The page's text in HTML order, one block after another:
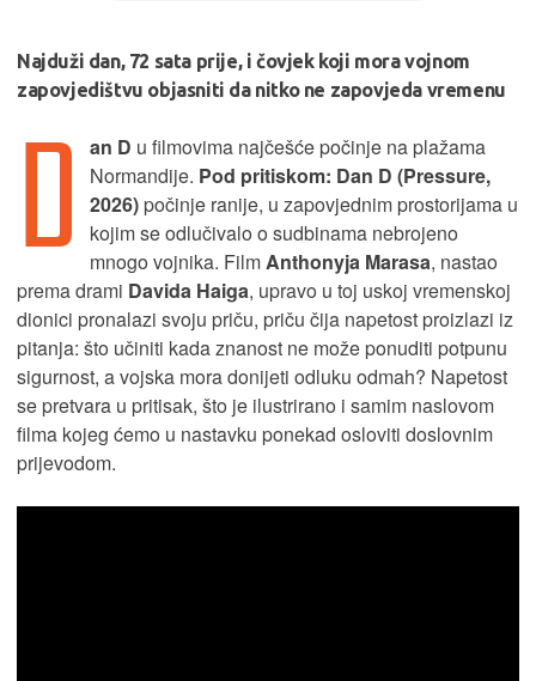
Najduži dan, 72 sata prije, i čovjek koji mora vojnom
zapovjedištvu objasniti da nitko ne zapovjeda vremenu
D an D u filmovima najčešće počinje na plažama
Normandije. Pod pritiskom: Dan D (Pressure,
2026) počinje ranije, u zapovjednim prostorijama u
kojim se odlučivalo o sudbinama nebrojeno
mnogo vojnika. FilmAnthonyja Marasa, nastao
prema drami Davida Haiga, upravo u toj uskoj vremenskoj
dionici pronalazi svoju priču, priču čija napetost proizlazi iz
pitanja: što učiniti kada znanost ne može ponuditi potpunu
sigurnost, a vojska mora donijeti odluku odmah? Napetost
se pretvara u pritisak, što je ilustrirano i samim naslovom
filma kojeg ćemo u nastavku ponekad osloviti doslovnim
prijevodom.